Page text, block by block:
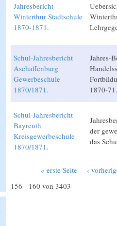
Jahresbericht
Winterthur Stadtschule
1870-1871.
Schul-Jahresbericht
Aschaffenburg
Gewerbeschule
1870/1871.
Jahres-
1870-71.
Schul-Jahresbericht
Bayreuth
Kreisgewerbeschule
1870/1871.
der
das
Seiten
« erste Seite ‹
156 - 160 von 3403